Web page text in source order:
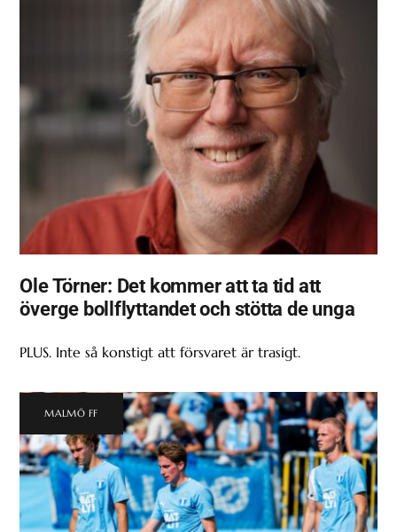
Ole Törner: Det kommer att ta tid att
överge bollflyttandet och stötta de unga
PLUS. Inte så konstigt att försvaret är trasigt.
MALMÖ FF